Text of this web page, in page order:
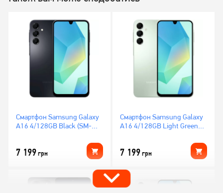
Смартфон Samsung Galaxy
A16 4/128GB Black (SM-
7 199грн
Смартфон Samsung Galaxy
A16 4/128GB Light Green
7 199грн